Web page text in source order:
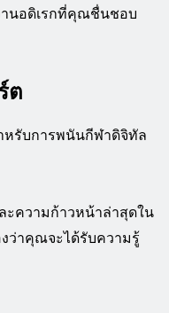
านอดิเรกที่คุณชื่นชอบ
ต
หรับการพนันกีฬาดิจิทัล
ความก้าวหน้าล่าสุดใน
ว่าคุณจะได้รับความรู้